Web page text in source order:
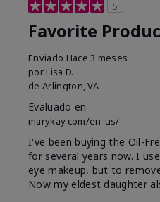
5
Favorite
Enviado Hace 3 meses
por Lisa D.
de Arlington, VA
Evaluado en
marykay.com/en-us/
I've been buying the Oil-
for several years now. I
eye makeup, but to
Now my eldest daughter